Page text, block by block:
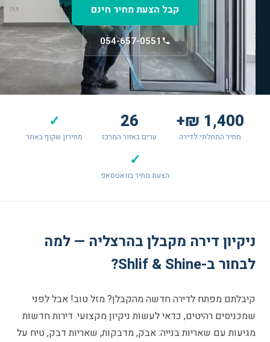
קבל הצעת מחיר חינם
054-657-0551
1,400 ₪+
מחיר התחלתי לדירה
26
ערים באזור המרכז
✓
מחירון שקוף באתר
✓
הצעת מחיר בוואטסאפ
ניקיון דירה מקבלן בהרצליה — למה
לבחור ב-Shlif & Shine?
קיבלתם מפתח לדירה חדשה מהקבלן? מזל טוב! אבל לפני
שמכניסים רהיטים, כדאי לעשות ניקיון מקצועי. דירות חדשות
מגיעות עם שאריות בנייה: אבק, מדבקות, שאריות דבק, טיח על